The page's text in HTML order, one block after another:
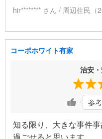
hir******** さん / 周辺住民（
コーポホワイト有家
治安
参
知る限り、大きな事件